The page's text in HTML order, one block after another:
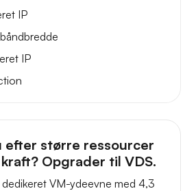
IP
båndbredde
IP
efter større ressourcer
Opgrader til VDS.
VM-ydeevne med 4,3